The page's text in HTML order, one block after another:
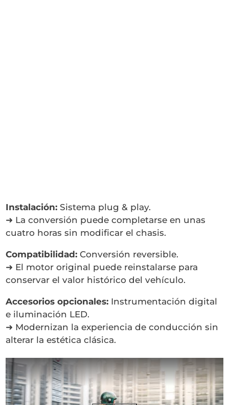
Instalación: Sistema plug & play.
➜ La conversión puede completarse en unas
cuatro horas sin modificar el chasis.
Compatibilidad: Conversión reversible.
➜ El motor original puede reinstalarse para
conservar el valor histórico del vehículo.
Accesorios opcionales: Instrumentación digital
e iluminación LED.
➜ Modernizan la experiencia de conducción sin
alterar la estética clásica.
Ver este vídeo en YouTube